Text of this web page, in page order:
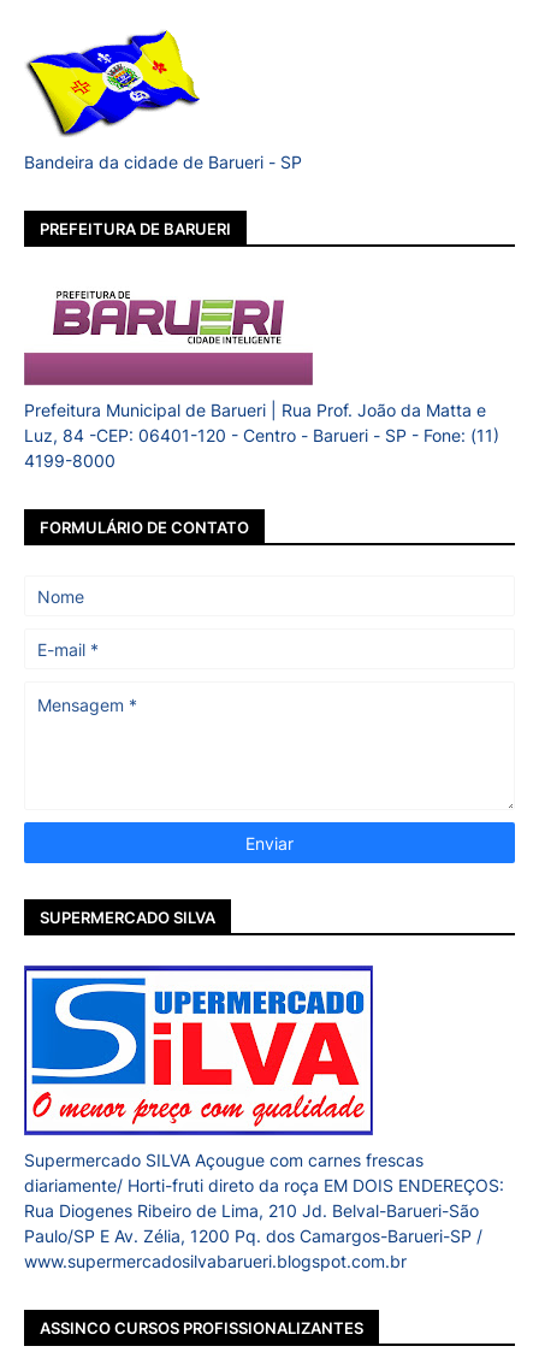
Bandeira da cidade de Barueri - SP
PREFEITURA DE BARUERI
Prefeitura Municipal de Barueri | Rua Prof. João da Matta e
Luz, 84 -CEP: 06401-120 - Centro - Barueri - SP - Fone: (11)
4199-8000
FORMULÁRIO DE CONTATO
SUPERMERCADO SILVA
Supermercado SILVA Açougue com carnes frescas
diariamente/ Horti-fruti direto da roça EM DOIS ENDEREÇOS:
Rua Diogenes Ribeiro de Lima, 210 Jd. Belval-Barueri-São
Paulo/SP E Av. Zélia, 1200 Pq. dos Camargos-Barueri-SP /
www.supermercadosilvabarueri.blogspot.com.br
ASSINCO CURSOS PROFISSIONALIZANTES